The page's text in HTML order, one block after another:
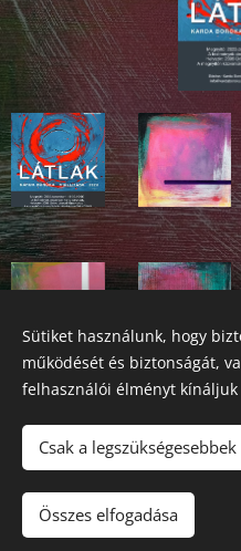
2026 Fine Arts Capital
Az oldalt a
Sütiket használunk, hogy
működését és biztonságát,
felhasználói élményt kínáljuk
Csak a
Összes elfogadása